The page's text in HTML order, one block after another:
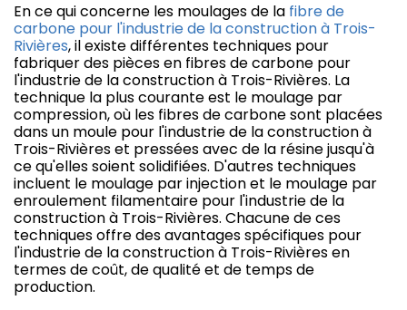
En ce qui concerne les moulages de la fibre de
carbone pour l'industrie de la construction à Trois-
Rivières, il existe différentes techniques pour
fabriquer des pièces en fibres de carbone pour
l'industrie de la construction à Trois-Rivières. La
technique la plus courante est le moulage par
compression, où les fibres de carbone sont placées
dans un moule pour l'industrie de la construction à
Trois-Rivières et pressées avec de la résine jusqu'à
ce qu'elles soient solidifiées. D'autres techniques
incluent le moulage par injection et le moulage par
enroulement filamentaire pour l'industrie de la
construction à Trois-Rivières. Chacune de ces
techniques offre des avantages spécifiques pour
l'industrie de la construction à Trois-Rivières en
termes de coût, de qualité et de temps de
production.